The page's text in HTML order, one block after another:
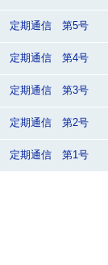
定期通信 第5号
定期通信 第4号
定期通信 第3号
定期通信 第2号
定期通信 第1号